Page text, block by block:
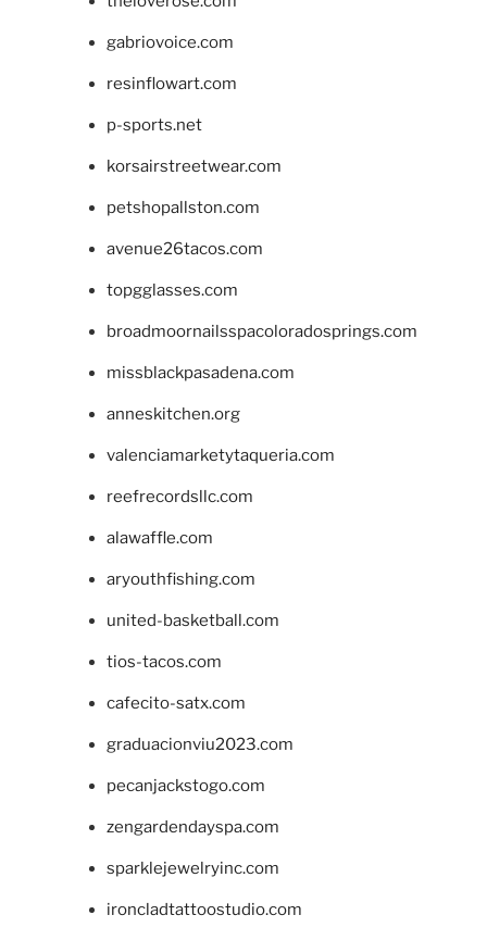
gabriovoice.com
resinflowart.com
p-sports.net
korsairstreetwear.com
petshopallston.com
avenue26tacos.com
topgglasses.com
broadmoornailsspacoloradosprings.com
missblackpasadena.com
anneskitchen.org
valenciamarketytaqueria.com
reefrecordsllc.com
alawaffle.com
aryouthfishing.com
united-basketball.com
tios-tacos.com
cafecito-satx.com
graduacionviu2023.com
pecanjackstogo.com
zengardendayspa.com
sparklejewelryinc.com
ironcladtattoostudio.com